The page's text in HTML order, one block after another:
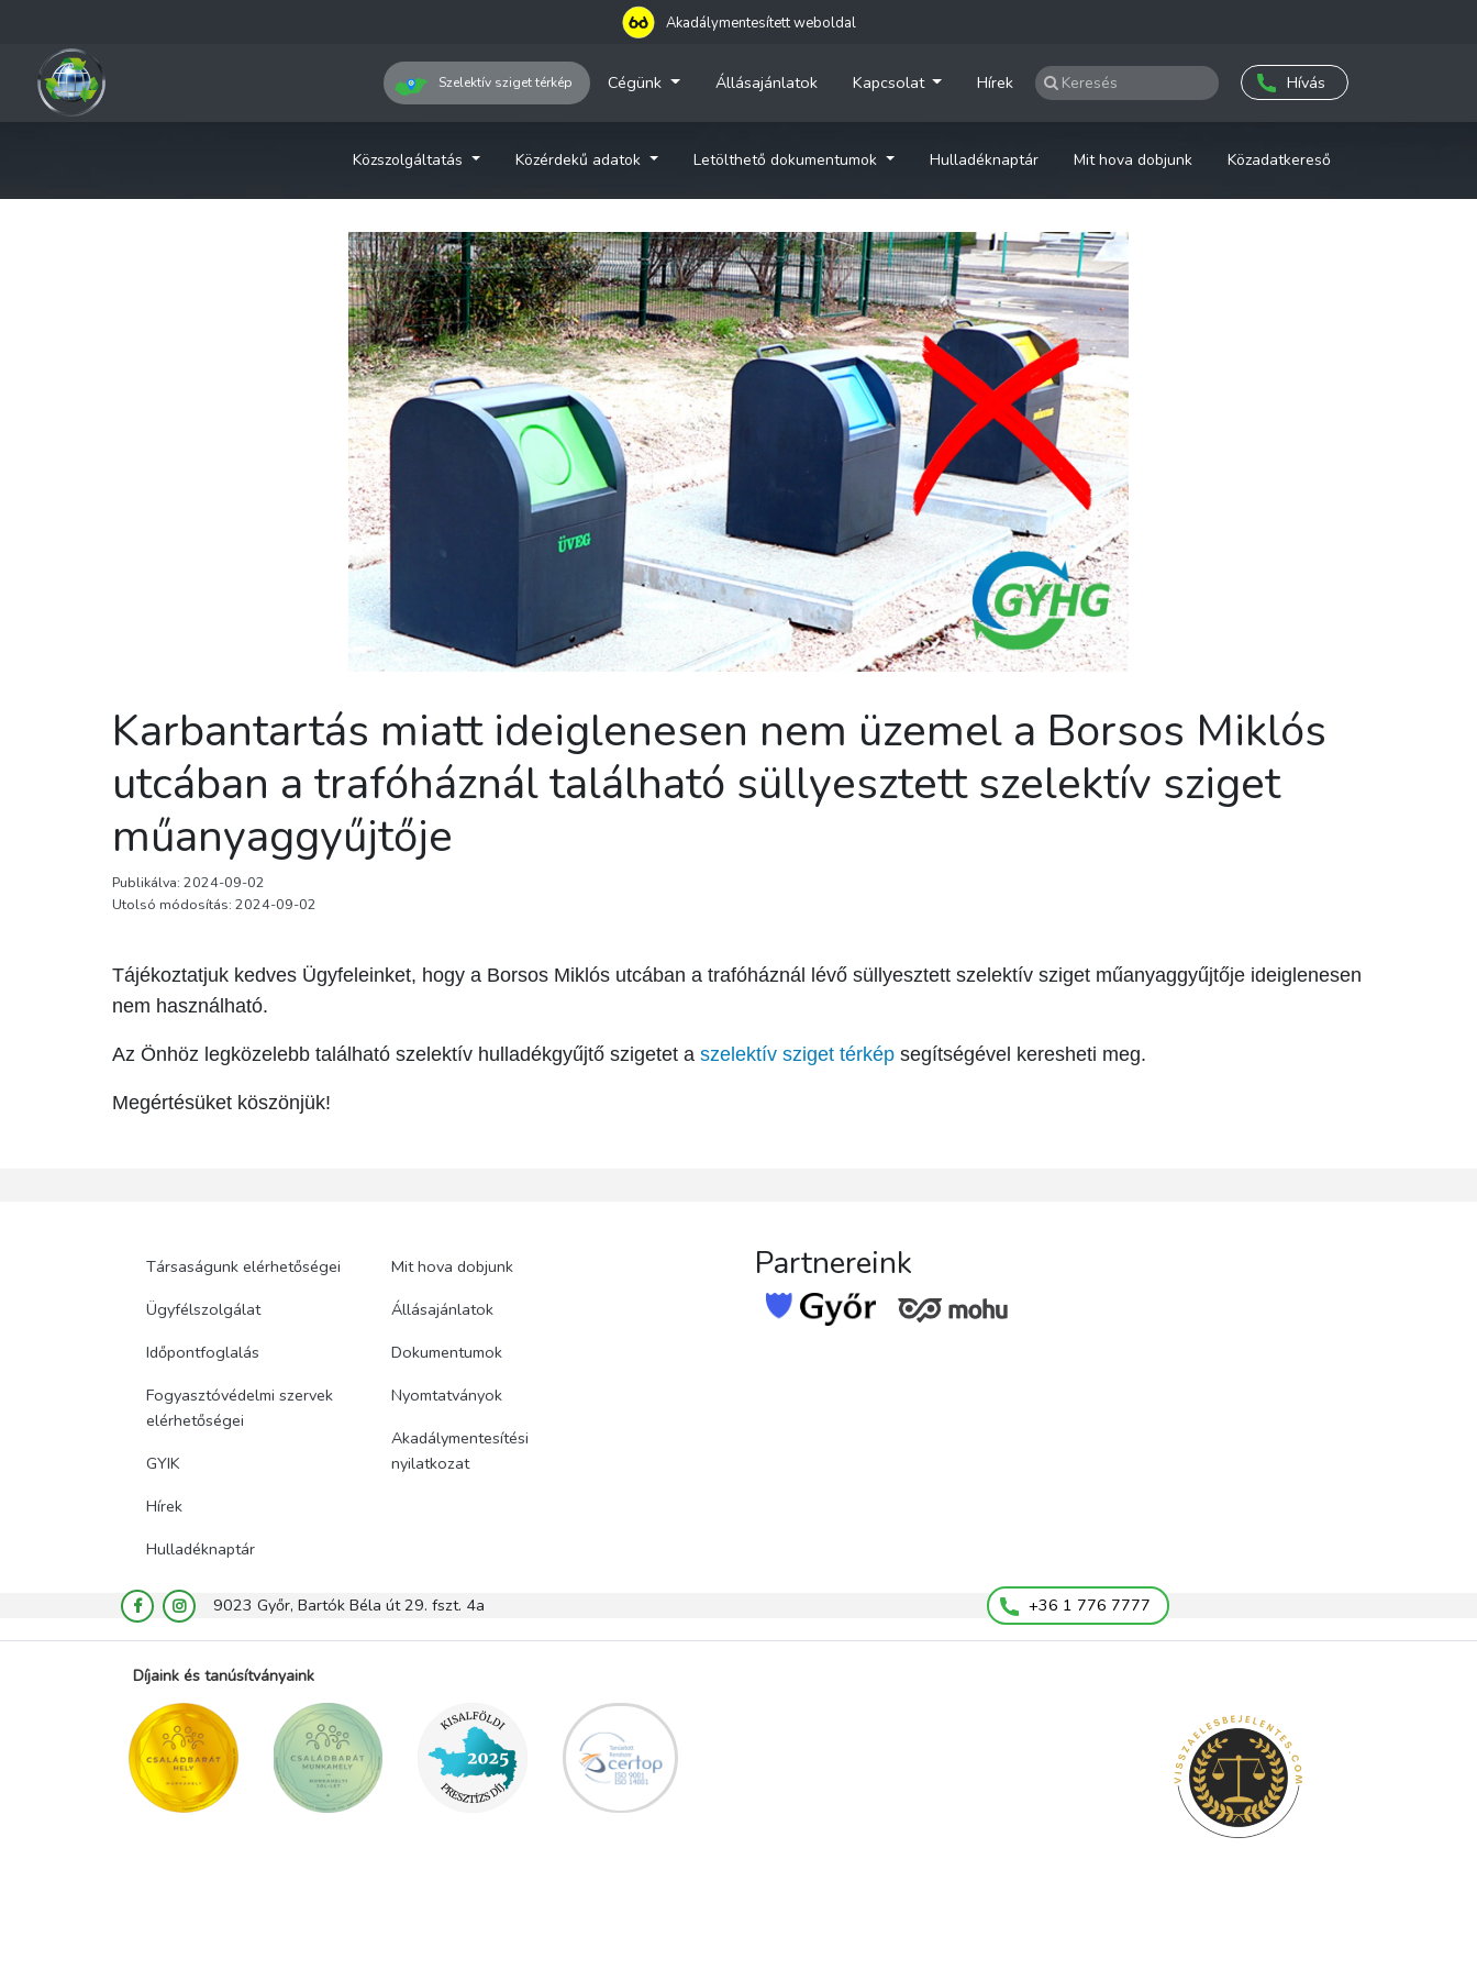
Akadálymentesített weboldal
Szelektív sziget térkép Cégünk Állásajánlatok Kapcsolat Hírek Hívás
Közszolgáltatás Közérdekű adatok Letölthető dokumentumok Hulladéknaptár Mit hova dobjunk Közadatkereső
Karbantartás miatt ideiglenesen nem üzemel a Borsos Miklós
utcában a trafóháznál található süllyesztett szelektív sziget
műanyaggyűjtője
Publikálva: 2024-09-02
Utolsó módosítás: 2024-09-02
Tájékoztatjuk kedves Ügyfeleinket, hogy a Borsos Miklós utcában a trafóháznál lévő süllyesztett szelektív sziget műanyaggyűjtője ideiglenesen
nem használható.
Az Önhöz legközelebb található szelektív hulladékgyűjtő szigetet a szelektív sziget térkép segítségével keresheti meg.
Megértésüket köszönjük!
Társaságunk elérhetőségei
Ügyfélszolgálat
Időpontfoglalás
Fogyasztóvédelmi szervek
elérhetőségei
GYIK
Hírek
Hulladéknaptár
Mit hova dobjunk
Állásajánlatok
Dokumentumok
Nyomtatványok
Akadálymentesítési
nyilatkozat
Partnereink
9023 Győr, Bartók Béla út 29. fszt. 4a +36 1 776 7777
Díjaink és tanúsítványaink